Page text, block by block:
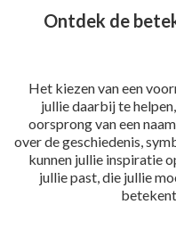
Ontdek de
Het kiezen van een
jullie daarbij te
oorsprong van een
over de geschiedenis,
kunnen jullie inspiratie
jullie past, die jullie